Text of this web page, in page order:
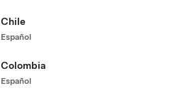
Chile
Español
Colombia
Español